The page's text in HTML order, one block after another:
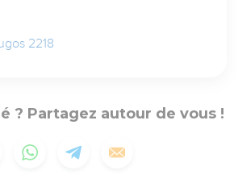
2218
? Partagez autour de vous !